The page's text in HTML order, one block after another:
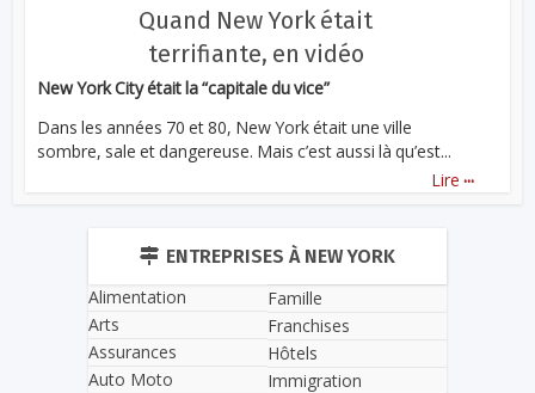
Quand New York était
terrifiante, en vidéo
New York City était la “capitale du vice”
Dans les années 70 et 80, New York était une ville
sombre, sale et dangereuse. Mais c’est aussi là qu’est...
Lire ...
ENTREPRISES À NEW YORK
Alimentation
Arts
Assurances
Auto Moto
Famille
Franchises
Hôtels
Immigration